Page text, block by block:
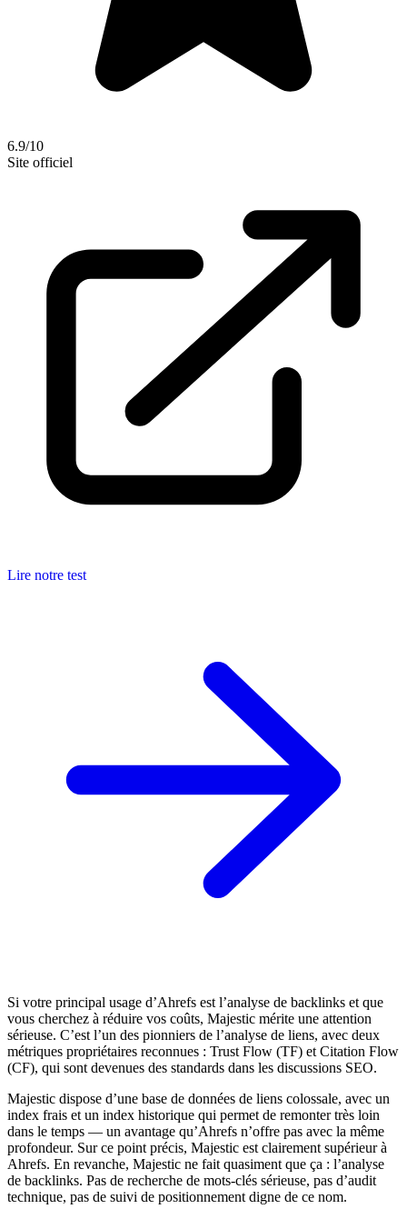
6.9/10
Site officiel
Lire notre test
Si votre principal usage d’Ahrefs est l’analyse de backlinks et que
vous cherchez à réduire vos coûts, Majestic mérite une attention
sérieuse. C’est l’un des pionniers de l’analyse de liens, avec deux
métriques propriétaires reconnues : Trust Flow (TF) et Citation Flow
(CF), qui sont devenues des standards dans les discussions SEO.
Majestic dispose d’une base de données de liens colossale, avec un
index frais et un index historique qui permet de remonter très loin
dans le temps — un avantage qu’Ahrefs n’offre pas avec la même
profondeur. Sur ce point précis, Majestic est clairement supérieur à
Ahrefs. En revanche, Majestic ne fait quasiment que ça : l’analyse
de backlinks. Pas de recherche de mots-clés sérieuse, pas d’audit
technique, pas de suivi de positionnement digne de ce nom.